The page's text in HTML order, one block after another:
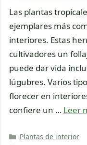
Las plantas
ejemplares más
interiores. Estas
cultivadores un
puede dar vida
lúgubres. Varios
florecer en
confiere un … Leer
Categorías
Plantas de interior